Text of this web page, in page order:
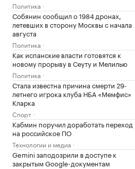
Политика
Собянин сообщил о 1984 дронах,
летевших в сторону Москвы с начала
августа
Политика
Как испанские власти готовятся к
новому прорыву в Сеуту и Мелилью
Политика
Стала известна причина смерти 29-
летнего игрока клуба НБА «Мемфис»
Кларка
Спорт
Кабмин поручил доработать переход
на российское ПО
Технологии и медиа
Gemini заподозрили в доступе к
закрытым Google-документам